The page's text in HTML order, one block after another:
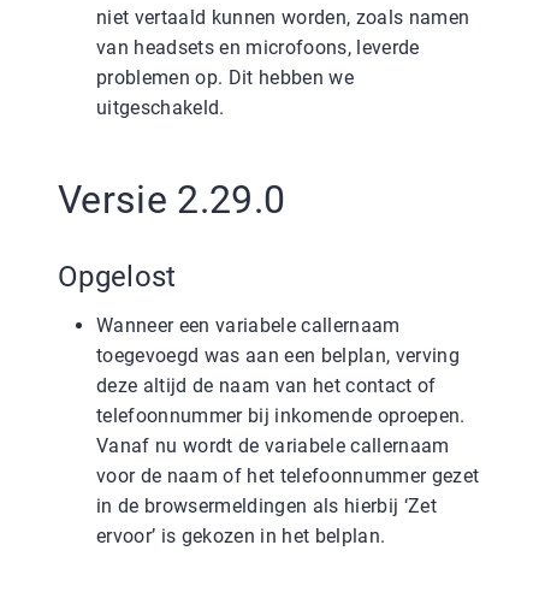
niet vertaald kunnen worden, zoals namen
van headsets en microfoons, leverde
problemen op. Dit hebben we
uitgeschakeld.
Versie 2.29.0
Opgelost
Wanneer een variabele callernaam
toegevoegd was aan een belplan, verving
deze altijd de naam van het contact of
telefoonnummer bij inkomende oproepen.
Vanaf nu wordt de variabele callernaam
voor de naam of het telefoonnummer gezet
in de browsermeldingen als hierbij ‘Zet
ervoor’ is gekozen in het belplan.